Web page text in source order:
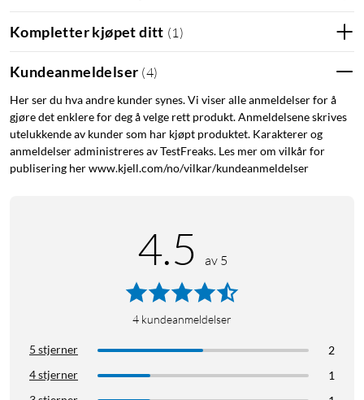
Kompletter kjøpet ditt (1 )
Kundeanmeldelser (4)
Her ser du hva andre kunder synes. Vi viser alle anmeldelser for å
gjøre det enklere for deg å velge rett produkt. Anmeldelsene skrives
utelukkende av kunder som har kjøpt produktet. Karakterer og
anmeldelser administreres av TestFreaks. Les mer om vilkår for
publisering her www.kjell.com/no/vilkar/kundeanmeldelser
4.5 av 5
4 kundeanmeldelser
5 stjerner
2
4 stjerner
1